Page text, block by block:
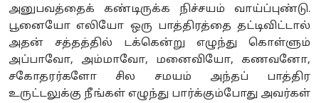
அனுபவத்தைக் கண்டிருக்க நிச்சயம் வாய்ப்புண்டு.
பூனையோ எலியோ ஒரு பாத்திரத்தை தட்டிவிட்டால்
அதன் சத்தத்தில் டக்கென்று எழுந்து கொள்ளும்
அப்பாவோ, அம்மாவோ, மனைவியோ, கணவனோ,
சகோதரர்களோ சில சமயம் அந்தப் பாத்திர
உருட்டலுக்கு நீங்கள் எழுந்து பார்க்கும்போது அவர்கள்